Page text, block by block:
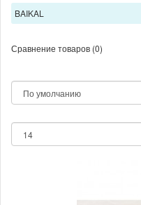
BAIKAL
Сравнение товаров (0)